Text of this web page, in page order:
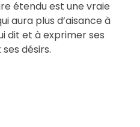
étendu est une vraie
aura plus d’aisance à
dit et à exprimer ses
désirs.